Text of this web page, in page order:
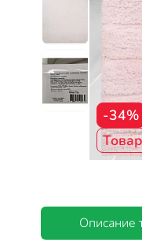
-34%
Описание